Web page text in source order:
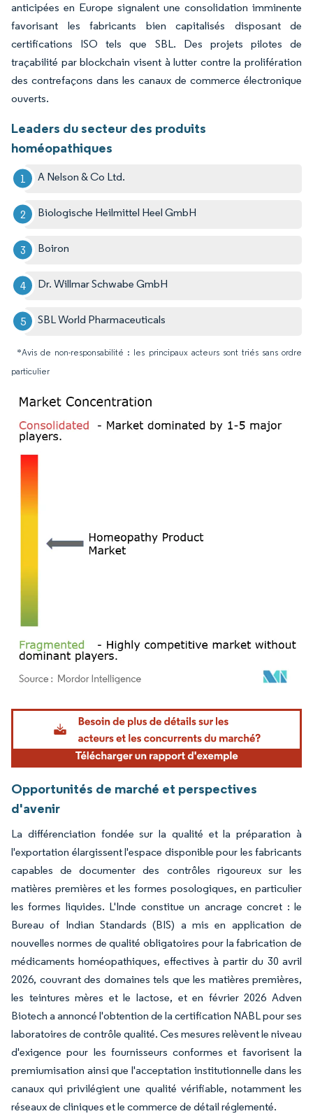
anticipées en Europe signalent une consolidation imminente
favorisant les fabricants bien capitalisés disposant de
certifications ISO tels que SBL. Des projets pilotes de
traçabilité par blockchain visent à lutter contre la prolifération
des contrefaçons dans les canaux de commerce électronique
ouverts.
Leaders du secteur des produits
homéopathiques
A Nelson & Co Ltd.
Biologische Heilmittel Heel GmbH
Boiron
Dr. Willmar Schwabe GmbH
SBL World Pharmaceuticals
*Avis de non-responsabilité : les principaux acteurs sont triés sans ordre
particulier
Image © Mordor Intelligence. La réutilisation nécessite une attribution sous CC BY
Opportunités de marché et perspectives
d'avenir
La différenciation fondée sur la qualité et la préparation à
l'exportation élargissent l'espace disponible pour les fabricants
capables de documenter des contrôles rigoureux sur les
matières premières et les formes posologiques, en particulier
les formes liquides. L'Inde constitue un ancrage concret : le
Bureau of Indian Standards (BIS) a mis en application de
nouvelles normes de qualité obligatoires pour la fabrication de
médicaments homéopathiques, effectives à partir du 30 avril
2026, couvrant des domaines tels que les matières premières,
les teintures mères et le lactose, et en février 2026 Adven
Biotech a annoncé l'obtention de la certification NABL pour ses
laboratoires de contrôle qualité. Ces mesures relèvent le niveau
d'exigence pour les fournisseurs conformes et favorisent la
premiumisation ainsi que l'acceptation institutionnelle dans les
canaux qui privilégient une qualité vérifiable, notamment les
réseaux de cliniques et le commerce de détail réglementé.